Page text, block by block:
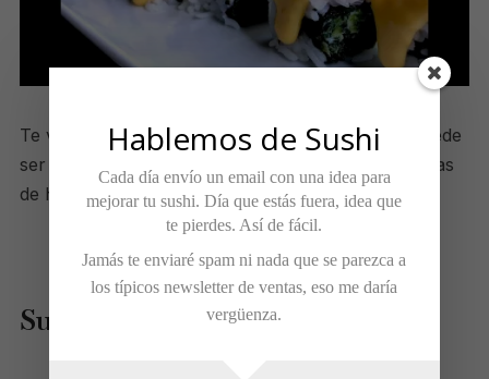
Te voy a enseñar a preparar un Roll Light que puede
ser vegetariano y va estar relleno de acelga y claras
de huevo.
Sushi Roll sin Alga
Hablemos de Sushi
Cada día envío un email con una idea para
mejorar tu sushi. Día que estás fuera, idea que
te pierdes. Así de fácil.
Jamás te enviaré spam ni nada que se parezca a
los típicos newsletter de ventas, eso me daría
vergüenza.